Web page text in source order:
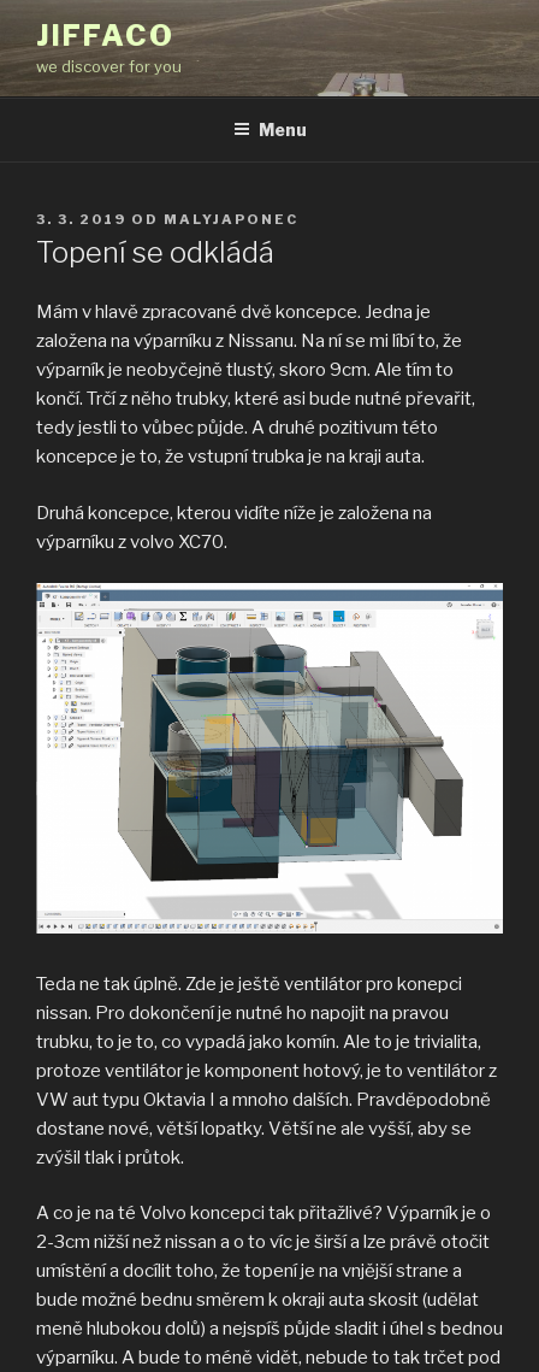
obsahu
webu
JIFFACO
we discover for you
Menu
PUBLIKOVÁNO
3. 3. 2019 OD MALYJAPONEC
Topení se odkládá
Mám v hlavě zpracované dvě koncepce. Jedna je
založena na výparníku z Nissanu. Na ní se mi líbí to, že
výparník je neobyčejně tlustý, skoro 9cm. Ale tím to
končí. Trčí z něho trubky, které asi bude nutné převařit,
tedy jestli to vůbec půjde. A druhé pozitivum této
koncepce je to, že vstupní trubka je na kraji auta.
Druhá koncepce, kterou vidíte níže je založena na
výparníku z volvo XC70.
Teda ne tak úplně. Zde je ještě ventilátor pro konepci
nissan. Pro dokončení je nutné ho napojit na pravou
trubku, to je to, co vypadá jako komín. Ale to je trivialita,
protoze ventilátor je komponent hotový, je to ventilátor z
VW aut typu Oktavia I a mnoho dalších. Pravděpodobně
dostane nové, větší lopatky. Větší ne ale vyšší, aby se
zvýšil tlak i průtok.
A co je na té Volvo koncepci tak přitažlivé? Výparník je o
2-3cm nižší než nissan a o to víc je širší a lze právě otočit
umístění a docílit toho, že topení je na vnjější strane a
bude možné bednu směrem k okraji auta skosit (udělat
meně hlubokou dolů) a nejspíš půjde sladit i úhel s bednou
výparníku. A bude to méně vidět, nebude to tak trčet pod